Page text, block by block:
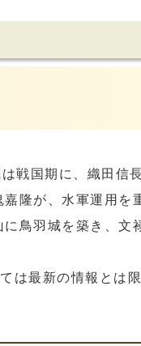
戦国期に、織田信
隆が、水軍運用を
鳥羽城を築き、
は最新の情報とは